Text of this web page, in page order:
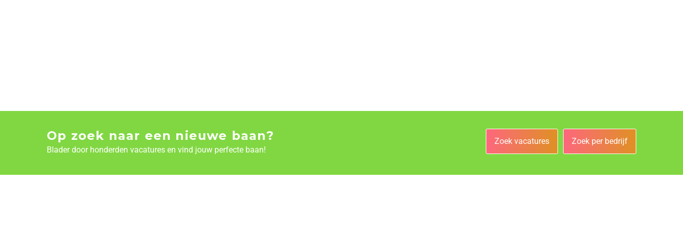
Op zoek naar een nieuwe baan?
Blader door honderden vacatures en vind jouw perfecte baan!
Zoek vacatures Zoek per bedrijf